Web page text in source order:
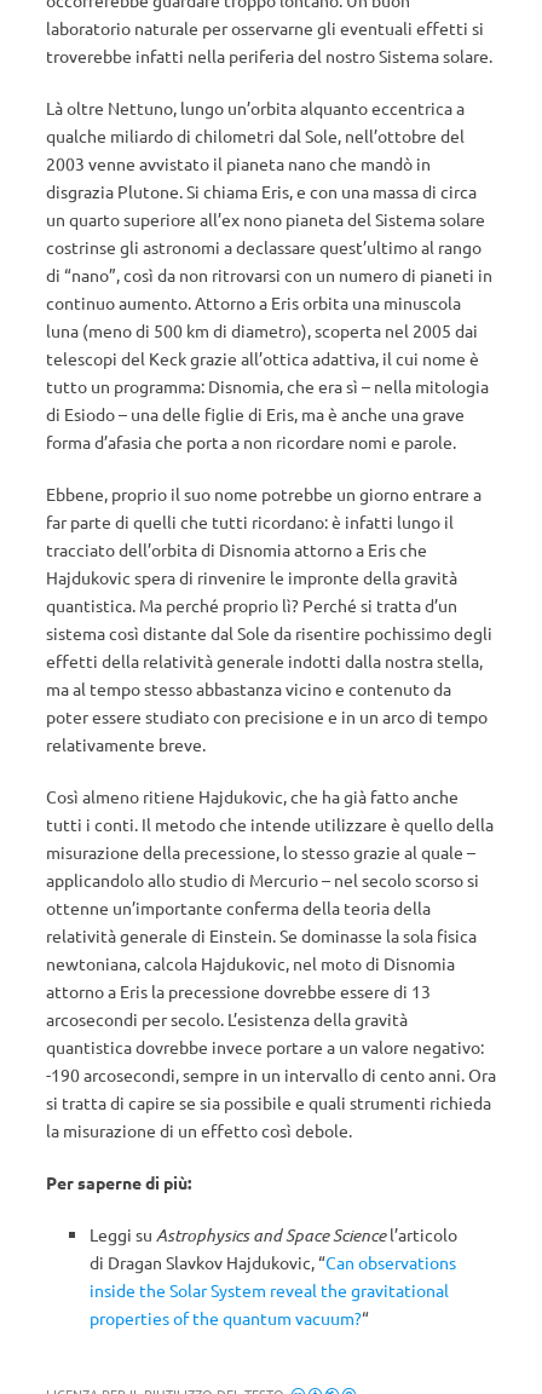
laboratorio naturale per osservarne gli eventuali effetti si
troverebbe infatti nella periferia del nostro Sistema solare.
Là oltre Nettuno, lungo un’orbita alquanto eccentrica a
qualche miliardo di chilometri dal Sole, nell’ottobre del
2003 venne avvistato il pianeta nano che mandò in
disgrazia Plutone. Si chiama Eris, e con una massa di circa
un quarto superiore all’ex nono pianeta del Sistema solare
costrinse gli astronomi a declassare quest’ultimo al rango
di “nano”, così da non ritrovarsi con un numero di pianeti in
continuo aumento. Attorno a Eris orbita una minuscola
luna (meno di 500 km di diametro), scoperta nel 2005 dai
telescopi del Keck grazie all’ottica adattiva, il cui nome è
tutto un programma: Disnomia, che era sì – nella mitologia
di Esiodo – una delle figlie di Eris, ma è anche una grave
forma d’afasia che porta a non ricordare nomi e parole.
Ebbene, proprio il suo nome potrebbe un giorno entrare a
far parte di quelli che tutti ricordano: è infatti lungo il
tracciato dell’orbita di Disnomia attorno a Eris che
Hajdukovic spera di rinvenire le impronte della gravità
quantistica. Ma perché proprio lì? Perché si tratta d’un
sistema così distante dal Sole da risentire pochissimo degli
effetti della relatività generale indotti dalla nostra stella,
ma al tempo stesso abbastanza vicino e contenuto da
poter essere studiato con precisione e in un arco di tempo
relativamente breve.
Così almeno ritiene Hajdukovic, che ha già fatto anche
tutti i conti. Il metodo che intende utilizzare è quello della
misurazione della precessione, lo stesso grazie al quale –
applicandolo allo studio di Mercurio – nel secolo scorso si
ottenne un’importante conferma della teoria della
relatività generale di Einstein. Se dominasse la sola fisica
newtoniana, calcola Hajdukovic, nel moto di Disnomia
attorno a Eris la precessione dovrebbe essere di 13
arcosecondi per secolo. L’esistenza della gravità
quantistica dovrebbe invece portare a un valore negativo:
-190 arcosecondi, sempre in un intervallo di cento anni. Ora
si tratta di capire se sia possibile e quali strumenti richieda
la misurazione di un effetto così debole.
Per saperne di più:
Leggi su Astrophysics and Space Sciencel’articolo
di Dragan Slavkov Hajdukovic, “Can observations
inside the Solar System reveal the gravitational
properties of the quantum vacuum?“